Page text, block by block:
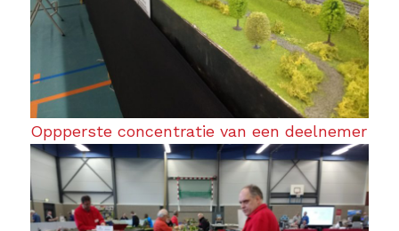
Oppperste concentratie van een deelnemer